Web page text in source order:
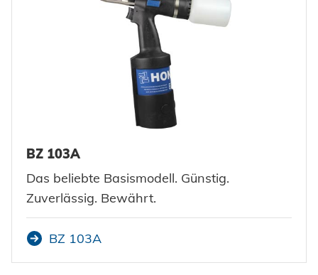
BZ 103A
Das beliebte Basismodell. Günstig.
Zuverlässig. Bewährt.
BZ 103A